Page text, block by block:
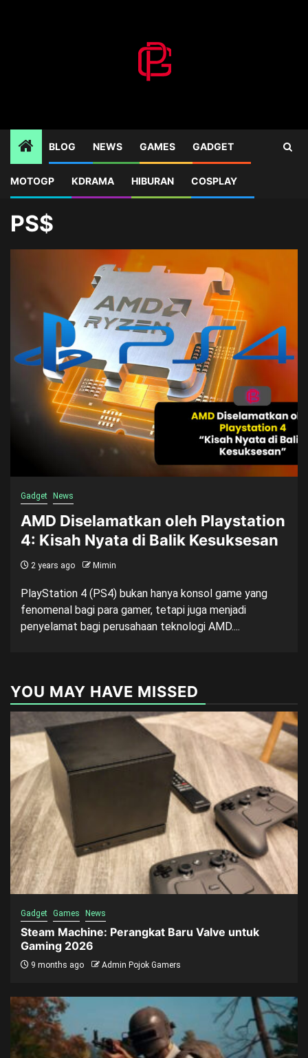
BLOG NEWS GAMES GADGET
MOTOGP KDRAMA HIBURAN COSPLAY
Home Blog PS$
PS$
Gadget News
AMD Diselamatkan oleh Playstation
4: Kisah Nyata di Balik Kesuksesan
2 years ago Mimin
PlayStation 4 (PS4) bukan hanya konsol game yang
fenomenal bagi para gamer, tetapi juga menjadi
penyelamat bagi perusahaan teknologi AMD....
YOU MAY HAVE MISSED
Gadget Games News
Steam Machine: Perangkat Baru Valve untuk
Gaming 2026
9 months ago Admin Pojok Gamers